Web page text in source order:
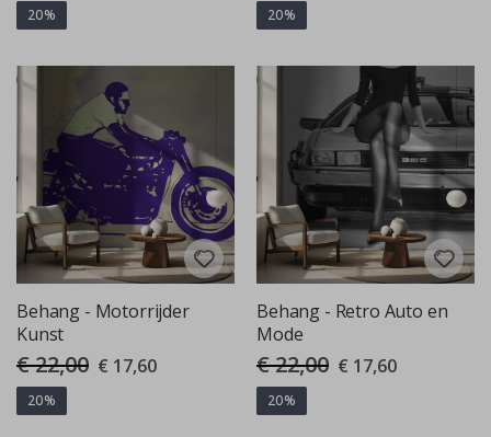
20% 20%
Behang - Motorrijder
Kunst
€ 22,00 Special
Price
€ 17,60
20%
Behang - Retro Auto en
Mode
€ 22,00 Special
Price
€ 17,60
20%